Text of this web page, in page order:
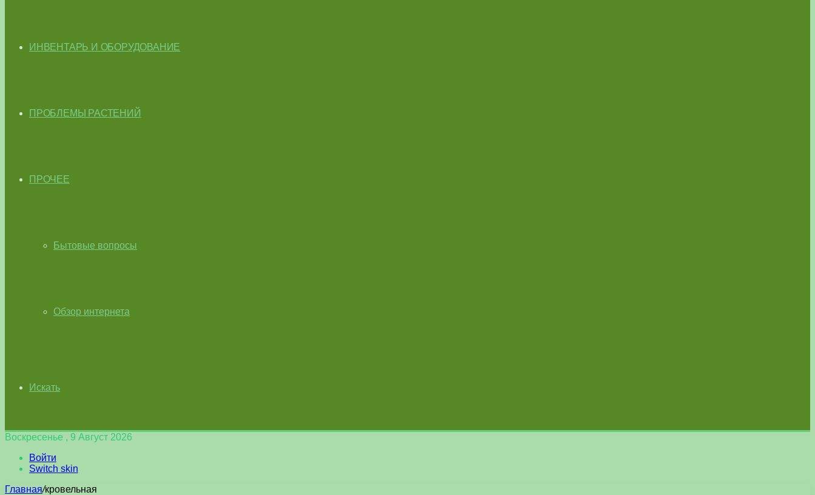
ИНВЕНТАРЬ И ОБОРУДОВАНИЕ
ПРОБЛЕМЫ РАСТЕНИЙ
ПРОЧЕЕ
Бытовые вопросы
Обзор интернета
Искать
Воскресенье , 9 Август 2026
Войти
Switch skin
Главная/кровельная